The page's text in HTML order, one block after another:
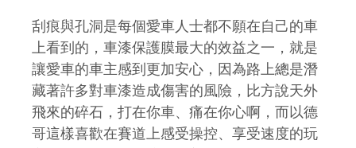
刮痕與孔洞是每個愛車人士都不願在自己的車
上看到的，車漆保護膜最大的效益之一，就是
讓愛車的車主感到更加安心，因為路上總是潛
藏著許多對車漆造成傷害的風險，比方說天外
飛來的碎石，打在你車、痛在你心啊，而以德
哥這樣喜歡在賽道上感受操控、享受速度的玩